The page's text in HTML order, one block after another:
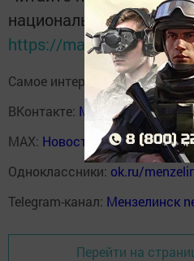
национальном
https://max.ru/tatmedia
Самое интересное в наших
ВКонтакте: Мензелинск news
MAX: Новости Мензелинска -
Одноклассники: ok.ru/
Telegram-канал: Мензелинск
Перейти на